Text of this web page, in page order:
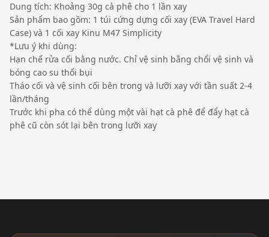
Dung tích: Khoảng 30g cà phê cho 1 lần xay
Sản phẩm bao gồm: 1 túi cứng dựng cối xay (EVA Travel Hard
Case) và 1 cối xay Kinu M47 Simplicity
*Lưu ý khi dùng:
Hạn chế rửa cối bằng nước. Chỉ vệ sinh bằng chổi vệ sinh và
bóng cao su thổi bụi
Tháo cối và vệ sinh cối bên trong và lưỡi xay với tần suất 2-4
lần/tháng
Trước khi pha có thể dùng một vài hạt cà phê để đẩy hạt cà
phê cũ còn sót lại bên trong lưỡi xay